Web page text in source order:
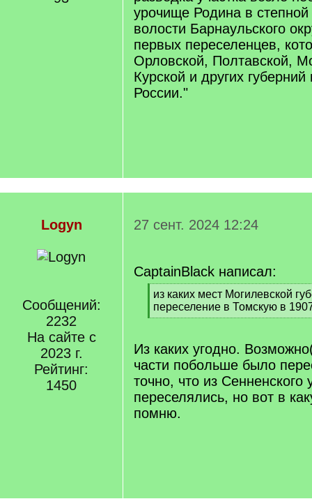
урочище Родина в степной
волости Барнаульского
первых переселенцев,
Орловской, Полтавской,
Курской и других
России."
Logyn
Сообщений:
2232
На сайте с
2023 г.
Рейтинг:
1450
27 сент. 2024 12:24
CaptainBlack написал:
[
q
]
из каких мест Могилевской
переселение в Томскую в
[
q
]
Из каких угодно.
части побольше было
точно, что из Сенненского
переселялись, но вот в
помню.